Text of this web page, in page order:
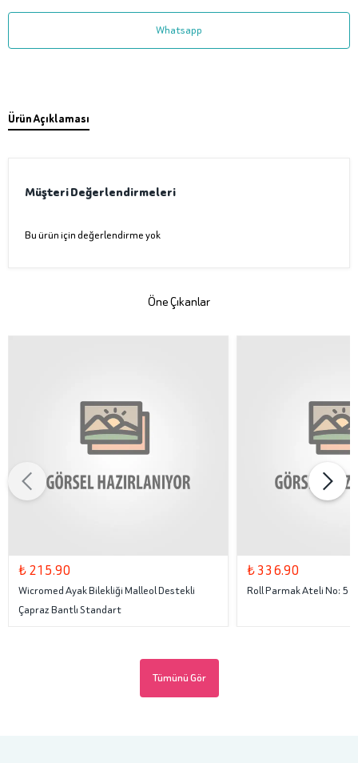
Whatsapp
Ürün Açıklaması
Müşteri Değerlendirmeleri
Bu ürün için değerlendirme yok
Öne Çıkanlar
₺ 215.90
Wicromed Ayak Bilekliği Malleol Destekli
Çapraz Bantlı Standart
₺ 336.90
Roll Parmak Ateli No: 5
Tümünü Gör